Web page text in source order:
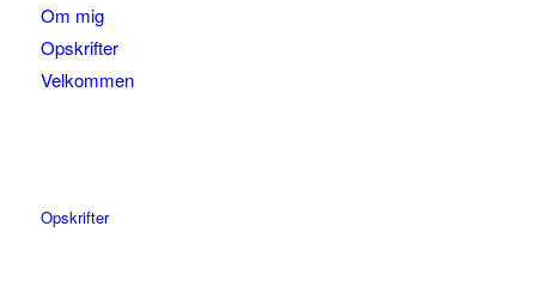
Om mig
Opskrifter
Velkommen
Opskrifter